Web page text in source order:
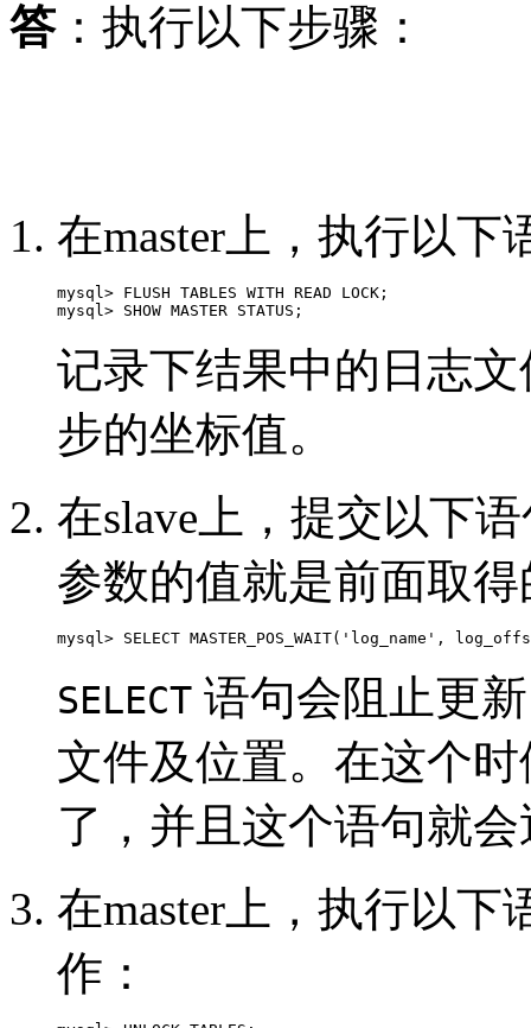
答：执行以下步骤：
在master上，执行以下
mysql> FLUSH TABLES WITH READ LOCK;
mysql> SHOW MASTER STATUS;
记录下结果中的日志
步的坐标值。
在slave上，提交以下
参数的值就是前面取
SELECT 语句会阻止更
文件及位置。在这个时
了，并且这个语句就
在master上，执行以下
作：